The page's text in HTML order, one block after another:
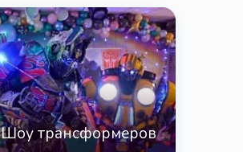
Шоу трансформеров